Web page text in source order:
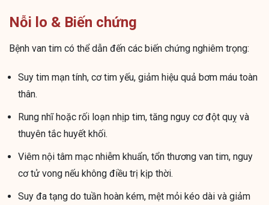
Nỗi lo & Biến chứng
Bệnh van tim có thể dẫn đến các biến chứng nghiêm trọng:
Suy tim mạn tính, cơ tim yếu, giảm hiệu quả bơm máu toàn
thân.
Rung nhĩ hoặc rối loạn nhịp tim, tăng nguy cơ đột quỵ và
thuyên tắc huyết khối.
Viêm nội tâm mạc nhiễm khuẩn, tổn thương van tim, nguy
cơ tử vong nếu không điều trị kịp thời.
Suy đa tạng do tuần hoàn kém, mệt mỏi kéo dài và giảm